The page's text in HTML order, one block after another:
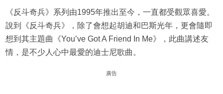
《反斗奇兵》系列由1995年推出至今，一直都受觀眾喜愛。
說到《反斗奇兵》，除了會想起胡迪和巴斯光年，更會隨即
想到其主題曲《You’ve Got A Friend In Me》，此曲講述友
情，是不少人心中最愛的迪士尼歌曲。
廣告